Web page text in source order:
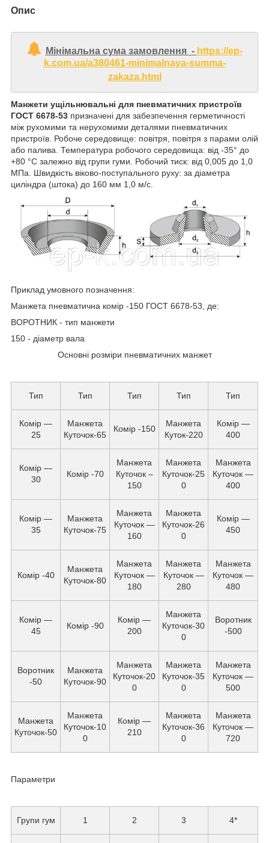
Опис
Мінімальна сума замовлення - https://ep-
k.com.ua/a380461-minimalnaya-summa-
zakaza.html
Манжети ущільнювальні для пневматичних пристроїв
ГОСТ 6678-53 призначені для забезпечення герметичності
між рухомими та нерухомими деталями пневматичних
пристроїв. Робоче середовище: повітря, повітря з парами олій
або палива. Температура робочого середовища: від -35° до
+80 °C залежно від групи гуми. Робочий тиск: від 0,005 до 1,0
МПа. Швидкість віково-поступального руху: за діаметра
циліндра (штока) до 160 мм 1,0 м/с.
Приклад умовного позначення:
Манжета пневматична комір -150 ГОСТ 6678-53, де:
ВОРОТНИК - тип манжети
150 - діаметр вала
Основні розміри пневматичних манжет
Тип Тип Тип Тип Тип
Комір —
25
Манжета
Куточок-65
Комір -150
Манжета
Куток-220
Комір —
400
Комір —
30
Комір -70
Манжета
Куточок –
150
Манжета
Куточок-25
0
Манжета
Куточок —
400
Комір —
35
Манжета
Куточок-75
Манжета
Куточок —
160
Манжета
Куточок-26
0
Комір —
450
Комір -40
Манжета
Куточок-80
Манжета
Куточок —
180
Манжета
Куточок —
280
Манжета
Куточок —
480
Комір —
45
Комір -90
Комір —
200
Манжета
Куточок-30
0
Воротник
-500
Воротник
-50
Манжета
Куточок-90
Манжета
Куточок-20
0
Манжета
Куточок-35
0
Манжета
Куточок —
500
Манжета
Куточок-50
Манжета
Куточок-10
0
Комір —
210
Манжета
Куточок-36
0
Манжета
Куточок —
720
Параметри
Групи гум 1 2 3 4*